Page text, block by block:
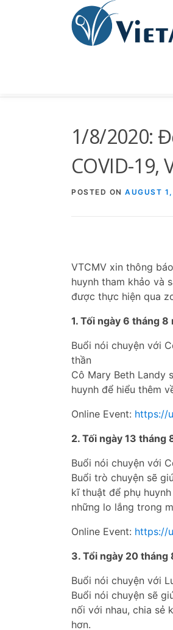
1/8/2020:
COVID-19,
POSTED ON AUGUST
VTCMV xin thông
huynh tham khảo và
được thực hiện qua
1. Tối ngày 6 tháng 8
Buổi nói chuyện với
thần
Cô Mary Beth Landy
huynh để hiểu thêm
Online Event: https://
2. Tối ngày 13 tháng
Buổi nói chuyện với
Buổi trò chuyện sẽ
kĩ thuật để phụ
những lo lắng trong
Online Event: https://
3. Tổi ngày 20 tháng
Buổi nói chuyện với
Buổi nói chuyện sẽ
nối với nhau, chia sẻ
hơn.